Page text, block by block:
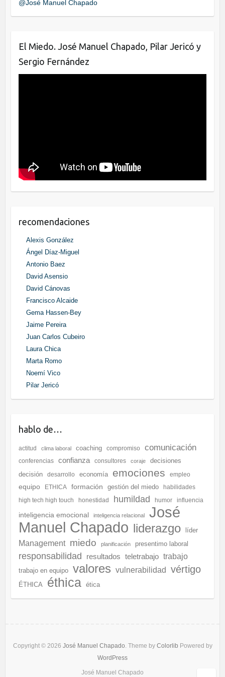
o
k
n
@José Manuel Chapado
El Miedo. José Manuel Chapado, Pilar Jericó y
Sergio Fernández
recomendaciones
Alexis González
Ángel Díaz-Miguel
Antonio Baez
David Asensio
David Cánovas
Francisco Alcaide
Gema Hassen-Bey
Jaime Pereira
Juan Carlos Cubeiro
Laura Chica
Marta Romo
Noemí Vico
Pilar Jericó
hablo de…
actitud clima laboral coaching compromiso comunicación
conferencias confianza consultores coraje
decisiones
decisión
desarrollo economía emociones empleo
equipo ETHICA formación gestión del miedo
habilidades
high tech high touch
honestidad humildad humor influencia
inteligencia emocional inteligencia relacional
José
Manuel Chapado liderazgo líder
Management miedo planificación presentimo laboral
responsabilidad resultados teletrabajo trabajo
trabajo en equipo valores vulnerabilidad vértigo
ÉTHICA éthica ética
Copyright © 2026 José Manuel Chapado . Theme by Colorlib Powered by
WordPress
José Manuel Chapado